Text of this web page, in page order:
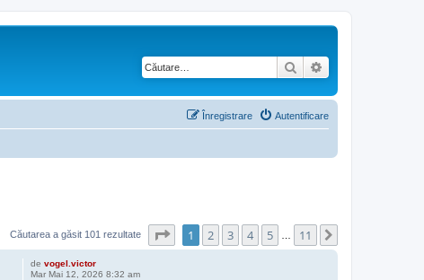
Căutare
Autentificare
Înregistrare
Căutarea a găsit 101 rezultate Pagina1 din 11
1 2 3 4 5 11
devogel.victor
Mar Mai 12, 2026 8:32 am